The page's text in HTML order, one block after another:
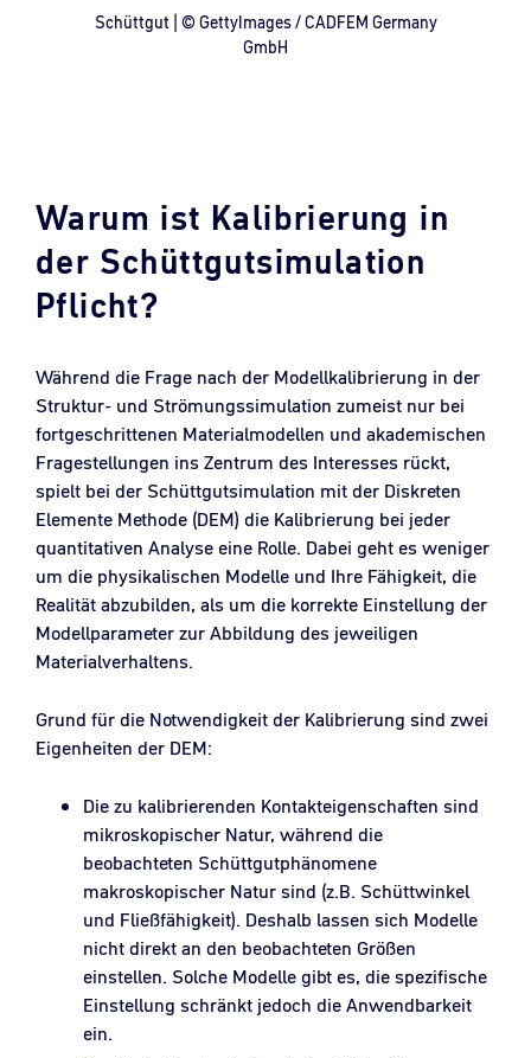
Schüttgut | © GettyImages / CADFEM Germany
GmbH
Warum ist Kalibrierung in
der Schüttgutsimulation
Pflicht?
Während die Frage nach der Modellkalibrierung in der
Struktur- und Strömungssimulation zumeist nur bei
fortgeschrittenen Materialmodellen und akademischen
Fragestellungen ins Zentrum des Interesses rückt,
spielt bei der Schüttgutsimulation mit der Diskreten
Elemente Methode (DEM) die Kalibrierung bei jeder
quantitativen Analyse eine Rolle. Dabei geht es weniger
um die physikalischen Modelle und Ihre Fähigkeit, die
Realität abzubilden, als um die korrekte Einstellung der
Modellparameter zur Abbildung des jeweiligen
Materialverhaltens.
Grund für die Notwendigkeit der Kalibrierung sind zwei
Eigenheiten der DEM:
Die zu kalibrierenden Kontakteigenschaften sind
mikroskopischer Natur, während die
beobachteten Schüttgutphänomene
makroskopischer Natur sind (z.B. Schüttwinkel
und Fließfähigkeit). Deshalb lassen sich Modelle
nicht direkt an den beobachteten Größen
einstellen. Solche Modelle gibt es, die spezifische
Einstellung schränkt jedoch die Anwendbarkeit
ein.